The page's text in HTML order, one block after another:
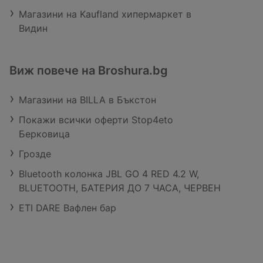
Магазини на Kaufland хипермаркет в
Видин
Виж повече на Broshura.bg
Магазини на BILLA в Бъкстон
Покажи всички оферти Stop4eto
Берковица
Грозде
Bluetooth колонка JBL GO 4 RED 4.2 W,
BLUETOOTH, БАТЕРИЯ ДО 7 ЧАСА, ЧЕРВЕН
ETI DARE Вафлен бар